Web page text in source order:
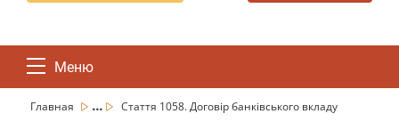
Меню
Главная ... Стаття 1058. Договір банківського вкладу